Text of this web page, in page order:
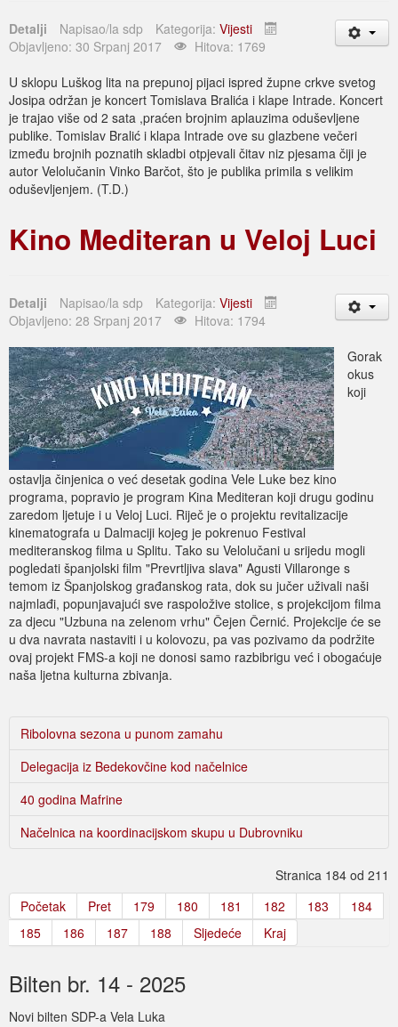
Detalji Napisao/la sdp Kategorija: Vijesti
Objavljeno: 30 Srpanj 2017
Hitova: 1769
U sklopu Luškog lita na prepunoj pijaci ispred župne crkve svetog
Josipa održan je koncert Tomislava Bralića i klape Intrade. Koncert
je trajao više od 2 sata ,praćen brojnim aplauzima oduševljene
publike. Tomislav Bralić i klapa Intrade ove su glazbene večeri
između brojnih poznatih skladbi otpjevali čitav niz pjesama čiji je
autor Velolučanin Vinko Barčot, što je publika primila s velikim
oduševljenjem. (T.D.)
Kino Mediteran u Veloj Luci
Detalji Napisao/la sdp Kategorija: Vijesti
Objavljeno: 28 Srpanj 2017
Hitova: 1794
Gorak
okus
koji
ostavlja činjenica o već desetak godina Vele Luke bez kino
programa, popravio je program Kina Mediteran koji drugu godinu
zaredom ljetuje i u Veloj Luci. Riječ je o projektu revitalizacije
kinematografa u Dalmaciji kojeg je pokrenuo Festival
mediteranskog filma u Splitu. Tako su Velolučani u srijedu mogli
pogledati španjolski film "Prevrtljiva slava" Agusti Villaronge s
temom iz Španjolskog građanskog rata, dok su jučer uživali naši
najmlađi, popunjavajući sve raspoložive stolice, s projekcijom filma
za djecu "Uzbuna na zelenom vrhu" Čejen Černić. Projekcije će se
u dva navrata nastaviti i u kolovozu, pa vas pozivamo da podržite
ovaj projekt FMS-a koji ne donosi samo razbibrigu već i obogaćuje
naša ljetna kulturna zbivanja.
Ribolovna sezona u punom zamahu
Delegacija iz Bedekovčine kod načelnice
40 godina Mafrine
Načelnica na koordinacijskom skupu u Dubrovniku
Stranica 184 od 211
Početak
Pret 179 180 181 182 183
184
185
186 187 188 Sljedeće Kraj
Bilten br. 14 - 2025
Novi bilten SDP-a Vela Luka